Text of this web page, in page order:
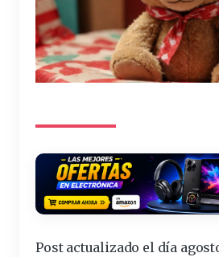
Post actualizado el día